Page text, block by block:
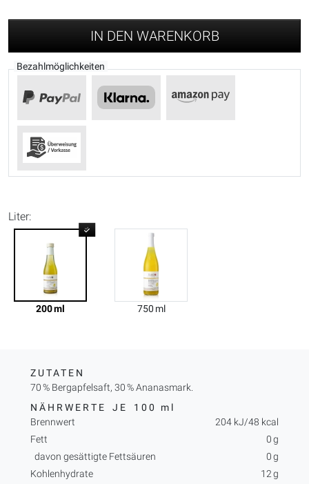
IN DEN WARENKORB
Bezahlmöglichkeiten
Liter:
200 ml 750 ml
ZUTATEN
70 % Bergapfelsaft, 30 % Ananasmark.
NÄHRWERTE JE
100 ml
Brennwert
204 kJ/48 kcal
Fett
0 g
davon gesättigte Fettsäuren
0 g
Kohlenhydrate
12 g